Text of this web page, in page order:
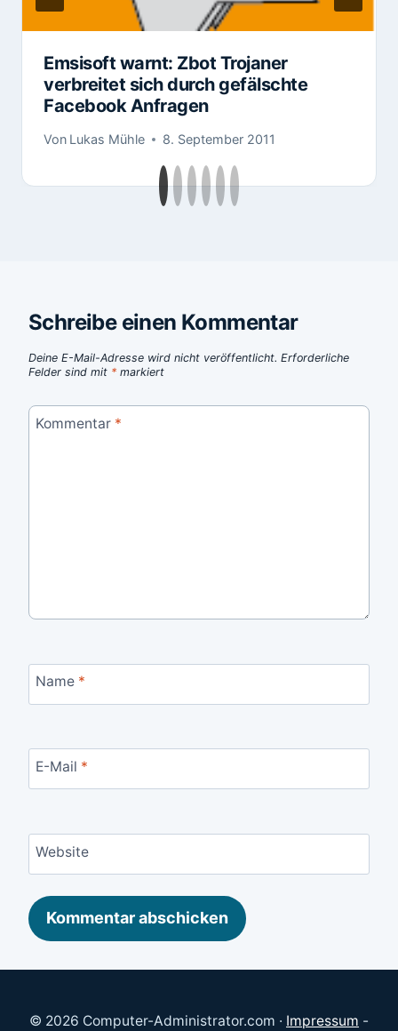
Emsisoft warnt: Zbot Trojaner
verbreitet sich durch gefälschte
Facebook Anfragen
Von Lukas Mühle 8. September 2011
Schreibe einen Kommentar
Deine E-Mail-Adresse wird nicht veröffentlicht. Erforderliche
Felder sind mit * markiert
Kommentar *
Name *
E-Mail *
Website
© 2026 Computer-Administrator.com · Impressum -